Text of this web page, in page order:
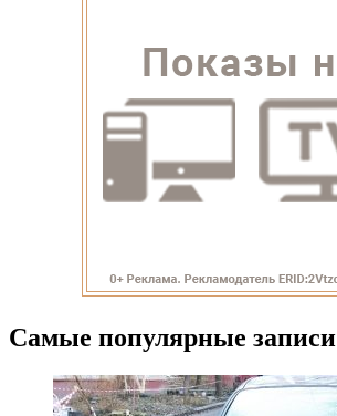
Самые популярные записи